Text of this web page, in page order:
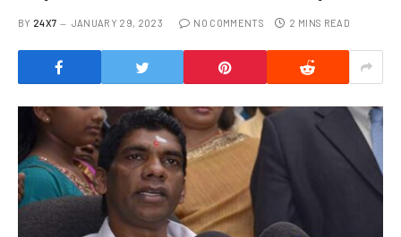
BY 24X7 JANUARY 29, 2023 NO COMMENTS 2 MINS READ